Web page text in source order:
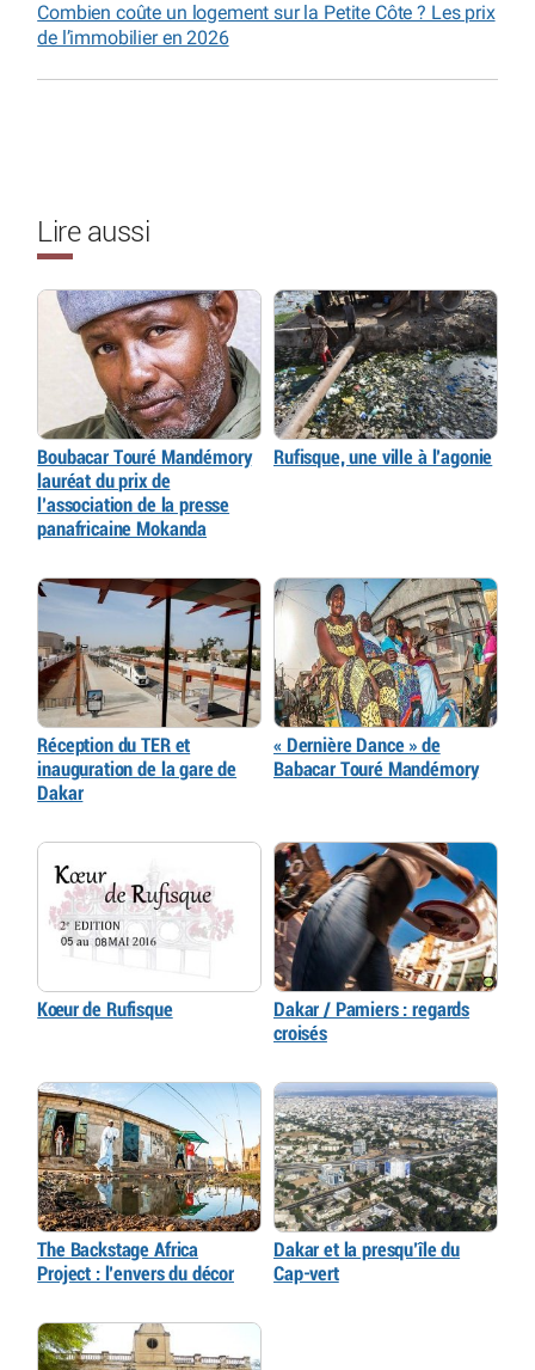
Combien coûte un logement sur la Petite Côte ? Les prix
de l’immobilier en 2026
Lire aussi
Boubacar Touré Mandémory
lauréat du prix de
l’association de la presse
panafricaine Mokanda
Rufisque, une ville à l’agonie
Réception du TER et
inauguration de la gare de
Dakar
« Dernière Dance » de
Babacar Touré Mandémory
Kœur de Rufisque
Dakar / Pamiers : regards
croisés
The Backstage Africa
Project : l’envers du décor
Dakar et la presqu’île du
Cap-vert